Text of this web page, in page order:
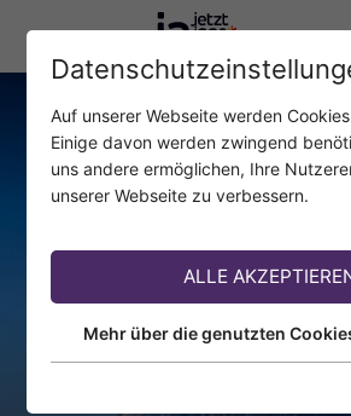
Auf unserer Webseite werden
Einige davon werden zwingend
uns andere ermöglichen, Ihre
unserer Webseite zu verbessern.
ALLE
Mehr über die genutzten